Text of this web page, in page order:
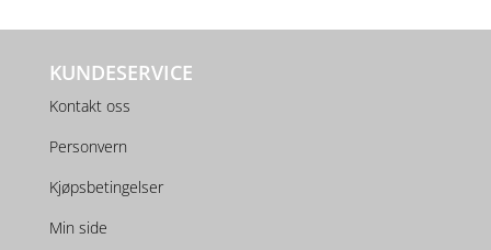
KUNDESERVICE
Kontakt oss
Personvern
Kjøpsbetingelser
Min side